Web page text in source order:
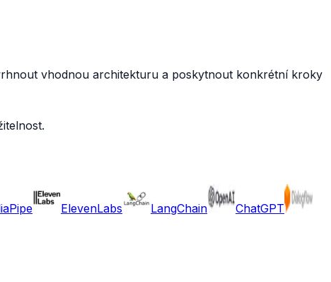
vhodnou architekturu a poskytnout konkrétní kroky
ElevenLabs LangChain ChatGPT